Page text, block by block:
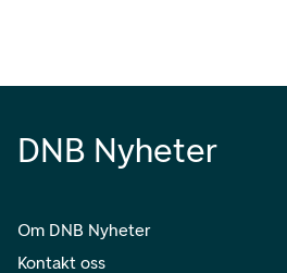
DNB Nyheter
Om DNB Nyheter
Kontakt oss